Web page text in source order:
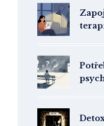
vědět